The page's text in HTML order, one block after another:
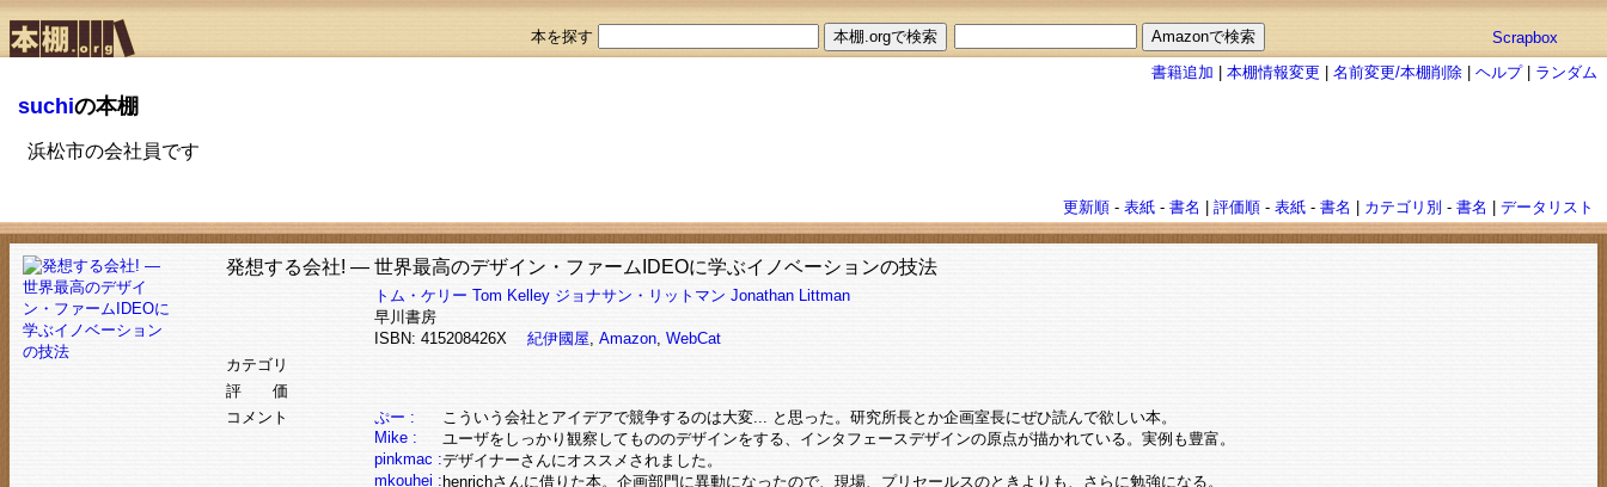
本を探す
Scrapbox
書籍追加 |本棚情報変更 |名前変更/本棚削除 |ヘルプ| ランダム
suchiの本棚
浜松市の会社員です
更新順 -表紙 -書名 |評価順 -表紙 -書名 カテゴリ別 -書名 |データリスト
発想する会社! ― 世界最高のデザイン・ファームIDEOに学ぶイノベーションの技法
トム・ケリー Tom Kelley ジョナサン・リットマン Jonathan Littman
早川書房
ISBN: 415208426X 紀伊國屋, Amazon, WebCat
カテゴリ
評 価
コメント
ぷー :
こういう会社とアイデアで競争するのは大変... と思った。研究所長とか企画室長にぜひ読んで欲しい本。
Mike :
ユーザをしっかり観察してもののデザインをする、インタフェースデザインの原点が描かれている。実例も豊富。
pinkmac :デザイナーさんにオススメされました。
mkouhei : henrichさんに借りた本。企画部門に異動になったので、現場、プリセールスのときよりも、さらに勉強になる。